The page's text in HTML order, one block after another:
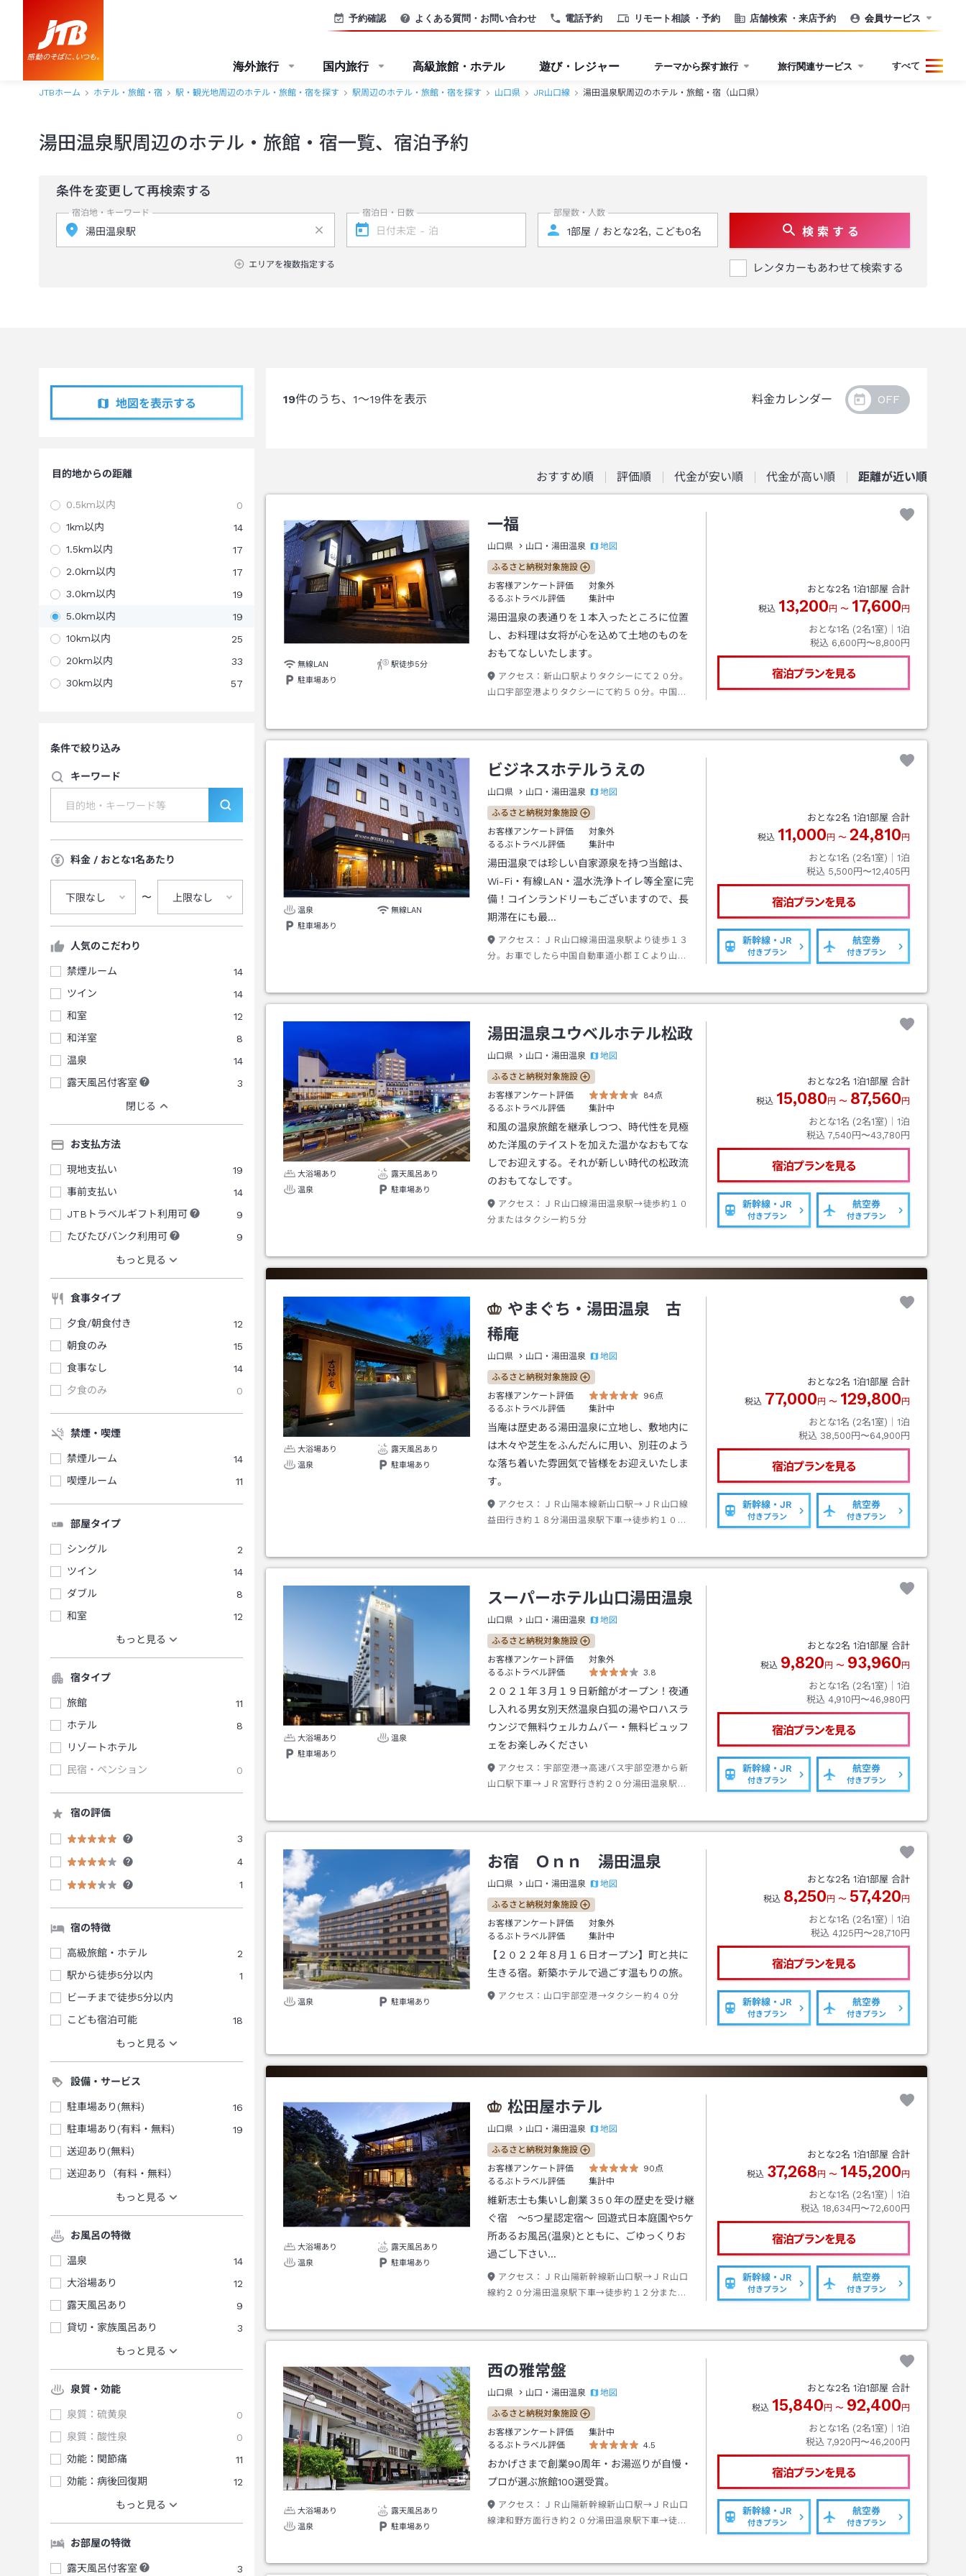
電話予約 リモート相談 ・予約 店舗検索 ・来店予約
予約確認 よくある質問・お問い合わせ 会員サービス
海外旅行 国内旅行 高級旅館・ホテル 遊び・レジャー テーマから探す旅行 旅行関連サービス すべて
JTBホーム ホテル・旅館・宿 駅・観光地周辺のホテル・旅館・宿を探す 駅周辺のホテル・旅館・宿を探す 山口県 JR山口線 湯田温泉駅周辺のホテル・旅館・宿（山口県）
湯田温泉駅周辺のホテル・旅館・宿一覧、宿泊予約
条件を変更して再検索する
宿泊地・キーワード
エリアを複数指定する
宿泊日・日数 部屋数・人数
検 索 す る
レンタカーもあわせて検索する
地図を表示する
目的地からの距離
0.5km以内
0
1km以内
14
1.5km以内
17
2.0km以内
17
3.0km以内
19
5.0km以内
19
10km以内
25
20km以内
33
30km以内
57
条件で絞り込み
キーワード
料金 / おとな1名あたり
下限なし 〜 上限なし
人気のこだわり
禁煙ルーム
14
ツイン
14
和室
12
和洋室
8
温泉
14
露天風呂付客室
3
閉じる
お支払方法
現地支払い
19
事前支払い
14
JTBトラベルギフト利用可
9
たびたびバンク利用可
9
もっと見る
食事タイプ
夕食/朝食付き
12
朝食のみ
15
食事なし
14
夕食のみ
0
禁煙・喫煙
禁煙ルーム
14
喫煙ルーム
11
部屋タイプ
シングル
2
ツイン
14
ダブル
8
和室
12
もっと見る
宿タイプ
旅館
11
ホテル
8
リゾートホテル
民宿・ペンション
0
宿の評価
3
4
1
宿の特徴
高級旅館・ホテル
2
駅から徒歩5分以内
1
ビーチまで徒歩5分以内
こども宿泊可能
18
もっと見る
設備・サービス
駐車場あり(無料)
16
駐車場あり(有料・無料)
19
送迎あり(無料)
送迎あり（有料・無料）
もっと見る
お風呂の特徴
温泉
14
大浴場あり
12
露天風呂あり
9
貸切・家族風呂あり
3
もっと見る
泉質・効能
泉質：硫黄泉
0
泉質：酸性泉
0
効能：関節痛
11
効能：病後回復期
12
もっと見る
お部屋の特徴
露天風呂付客室 3
19件のうち、 1～19件を表示 料金カレンダー
おすすめ順 評価順 代金が安い順 代金が高い順 距離が近い順
無線LAN
駅徒歩5分
駐車場あり
一福
山口県 山口・湯田温泉 地図
ふるさと納税対象施設
お客様アンケート評価
対象外
るるぶトラベル評価
集計中
湯田温泉の表通りを１本入ったところに位置
し、お料理は女将が心を込めて土地のものを
おもてなしいたします。
アクセス： 新山口駅よりタクシーにて２０分。
山口宇部空港よりタクシーにて約５０分。中国自
おとな2名 1泊1部屋 合計
税込 13,200 円 〜 17,600 円
おとな1名 (2名1室)｜ 1泊
税込 6,600円〜8,800円
宿泊プランを見る
温泉
無線LAN
駐車場あり
ビジネスホテルうえの
山口県 山口・湯田温泉 地図
ふるさと納税対象施設
お客様アンケート評価
対象外
るるぶトラベル評価
集計中
湯田温泉では珍しい自家源泉を持つ当館は、
Wi-Fi・有線LAN・温水洗浄トイレ等全室に完
備！コインランドリーもございますので、長
期滞在にも最…
アクセス：
ＪＲ山口線湯田温泉駅より徒歩１３
分。お車でしたら中国自動車道小郡ＩＣより山口
おとな2名 1泊1部屋 合計
税込 11,000 円 〜 24,810 円
おとな1名 (2名1室)｜ 1泊
税込 5,500円〜12,405円
宿泊プランを見る
新幹線・JR
付きプラン
航空券
付きプラン
大浴場あり
露天風呂あり
温泉
駐車場あり
湯田温泉ユウベルホテル松政
山口県 山口・湯田温泉 地図
ふるさと納税対象施設
お客様アンケート評価
84点
るるぶトラベル評価
集計中
和風の温泉旅館を継承しつつ、時代性を見極
めた洋風のテイストを加えた温かなおもてな
しでお迎えする。それが新しい時代の松政流
のおもてなしです。
アクセス：
ＪＲ山口線湯田温泉駅→徒歩約１０
分またはタクシー約５分
おとな2名 1泊1部屋 合計
税込 15,080 円 〜 87,560 円
おとな1名 (2名1室)｜ 1泊
税込 7,540円〜43,780円
宿泊プランを見る
新幹線・JR
付きプラン
航空券
付きプラン
大浴場あり
露天風呂あり
温泉
駐車場あり
やまぐち・湯田温泉 古
稀庵
山口県 山口・湯田温泉 地図
ふるさと納税対象施設
お客様アンケート評価
96点
るるぶトラベル評価
集計中
当庵は歴史ある湯田温泉に立地し、敷地内に
は木々や芝生をふんだんに用い、別荘のよう
な落ち着いた雰囲気で皆様をお迎えいたしま
す。
アクセス：
ＪＲ山陽本線新山口駅→ＪＲ山口線
益田行き約１８分湯田温泉駅下車→徒歩約１０分
おとな2名 1泊1部屋 合計
税込 77,000 円 〜 129,800 円
おとな1名 (2名1室)｜ 1泊
税込 38,500円〜64,900円
宿泊プランを見る
新幹線・JR
付きプラン
航空券
付きプラン
大浴場あり
温泉
駐車場あり
スーパーホテル山口湯田温泉
山口県 山口・湯田温泉 地図
ふるさと納税対象施設
お客様アンケート評価
対象外
るるぶトラベル評価
3.8
２０２１年３月１９日新館がオープン！夜通
し入れる男女別天然温泉白狐の湯やロハスラ
ウンジで無料ウェルカムバー・無料ビュッフ
ェをお楽しみください
アクセス： 宇部空港→高速バス宇部空港から新
山口駅下車→ＪＲ宮野行き約２０分湯田温泉駅下
おとな2名 1泊1部屋 合計
税込 9,820 円 〜 93,960 円
おとな1名 (2名1室)｜ 1泊
税込 4,910円〜46,980円
宿泊プランを見る
新幹線・JR
付きプラン
航空券
付きプラン
温泉 駐車場あり
お宿 Ｏｎｎ 湯田温泉
山口県 山口・湯田温泉 地図
ふるさと納税対象施設
お客様アンケート評価
対象外
るるぶトラベル評価
集計中
【２０２２年８月１６日オープン】町と共に
生きる宿。新築ホテルで過ごす温もりの旅。
アクセス： 山口宇部空港→タクシー約４０分
おとな2名 1泊1部屋 合計
税込 8,250 円 〜 57,420 円
おとな1名 (2名1室)｜ 1泊
税込 4,125円〜28,710円
宿泊プランを見る
新幹線・JR
付きプラン
航空券
付きプラン
大浴場あり
露天風呂あり
温泉
駐車場あり
松田屋ホテル
山口県 山口・湯田温泉 地図
ふるさと納税対象施設
お客様アンケート評価
90点
るるぶトラベル評価
集計中
維新志士も集いし創業３5０年の歴史を受け継
ぐ宿 ～5つ星認定宿～ 回遊式日本庭園や5ケ
所あるお風呂(温泉)とともに、ごゆっくりお
過ごし下さい…
アクセス：
ＪＲ山陽新幹線新山口駅→ＪＲ山口
線約２０分湯田温泉駅下車→徒歩約１２分または
おとな2名 1泊1部屋 合計
税込 37,268 円 〜 145,200 円
おとな1名 (2名1室)｜ 1泊
税込 18,634円〜72,600円
宿泊プランを見る
新幹線・JR
付きプラン
航空券
付きプラン
大浴場あり
露天風呂あり
温泉
駐車場あり
西の雅常盤
山口県 山口・湯田温泉 地図
ふるさと納税対象施設
お客様アンケート評価
集計中
るるぶトラベル評価
4.5
おかげさまで創業90周年・お湯巡りが自慢・
プロが選ぶ旅館100選受賞。
アクセス：
ＪＲ山陽新幹線新山口駅→ＪＲ山口
線津和野方面行き約２０分湯田温泉駅下車→徒歩
おとな2名 1泊1部屋 合計
税込 15,840 円 〜 92,400 円
おとな1名 (2名1室)｜ 1泊
税込 7,920円〜46,200円
宿泊プランを見る
新幹線・JR
付きプラン
航空券
付きプラン